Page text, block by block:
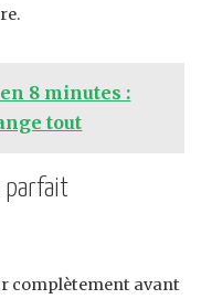
8 minutes :
tout
parfait
complètement avant